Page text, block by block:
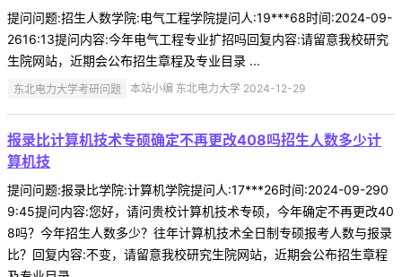
提问问题:招生人数学院:电气工程学院提问人:19***68时间:2024-09-
2616:13提问内容:今年电气工程专业扩招吗回复内容:请留意我校研究
生院网站，近期会公布招生章程及专业目录 ...
东北电力大学考研问题 本站小编 东北电力大学 2024-12-29
报录比计算机技术专硕确定不再更改408吗招生人数多少计
算机技
提问问题:报录比学院:计算机学院提问人:17***26时间:2024-09-290
9:45提问内容:您好，请问贵校计算机技术专硕，今年确定不再更改40
8吗？今年招生人数多少？往年计算机技术全日制专硕报考人数与报录
比？回复内容:不变，请留意我校研究生院网站，近期会公布招生章程